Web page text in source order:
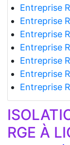
Entreprise
Entreprise
Entreprise
Entreprise
Entreprise
Entreprise
Entreprise
RGE À